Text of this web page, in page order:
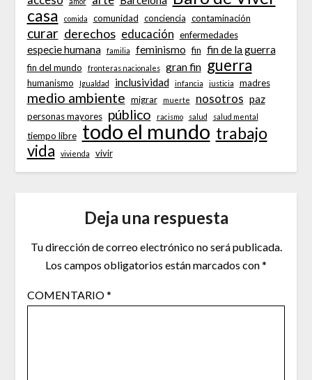
casa comida comunidad conciencia contaminación
curar derechos educación enfermedades
especie humana familia feminismo fin fin de la guerra
fin del mundo fronteras nacionales gran fin guerra
humanismo Igualdad inclusividad infancia justicia madres
medio ambiente migrar muerte nosotros paz
personas mayores público racismo salud salud mental
tiempo libre todo el mundo trabajo
vida vivienda vivir
Deja una respuesta
Tu dirección de correo electrónico no será publicada.
Los campos obligatorios están marcados con*
COMENTARIO*